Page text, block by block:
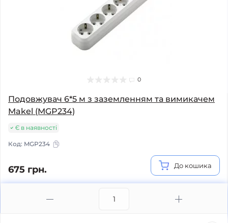
0
Подовжувач 6*5 м з заземленням та вимикачем
Makel (MGP234)
Є в наявності
Код: MGP234
675 грн. До кошика